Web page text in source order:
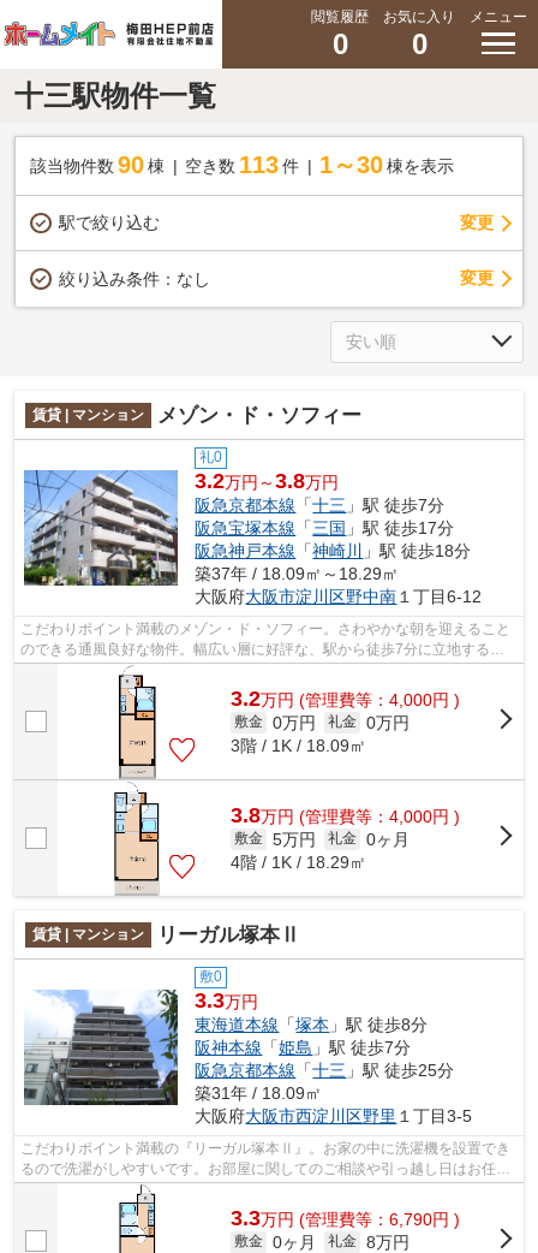
閲覧履歴
0
お気に入り
0
メニュー
十三駅物件一覧
該当物件数 90棟 空き数 113 件 1～30 棟を表示
駅で絞り込む 変更
絞り込み条件： なし 変更
賃貸 | マンション メゾン・ド・ソフィー
礼0
3.2万円～3.8万円
阪急京都本線 「十三 」駅 徒歩7分
阪急宝塚本線 「三国 」駅 徒歩17分
阪急神戸本線 「神崎川
」駅 徒歩18分
築37年 / 18.09㎡～18.29㎡
大阪府大阪市淀川区野中南１丁目6-12
こだわりポイント満載のメゾン・ド・ソフィー。さわやかな朝を迎えること
のできる通風良好な物件。幅広い層に好評な、駅から徒歩7分に立地する物
件です。利便性が高くお問い合わせの多...
3.2万円 (管理費等：4,000円 )
敷金 0万円 礼金 0万円
3階 / 1K / 18.09㎡
3.8万円 (管理費等：4,000円 )
敷金 5万円 礼金 0ヶ月
4階 / 1K / 18.29㎡
賃貸 | マンション リーガル塚本Ⅱ
敷0
3.3万円
東海道本線 「塚本 」駅 徒歩8分
阪神本線 「姫島 」駅 徒歩7分
阪急京都本線 「十三 」駅 徒歩25分
築31年 / 18.09㎡
大阪府大阪市西淀川区野里 １丁目3-5
こだわりポイント満載の『リーガル塚本Ⅱ』。お家の中に洗濯機を設置でき
るので洗濯がしやすいです。お部屋に関してのご相談や引っ越し日はお任せ
下さいね。暮らしに役立つキッチン、素...
3.3万円 (管理費等：6,790円 )
敷金 0ヶ月 礼金 8万円